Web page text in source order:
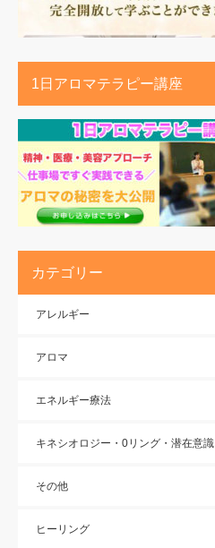
1日アロマテラピー講座
カテゴリー
アレルギー
アロマ
エネルギー療法
キネシオロジー・0リング・潜在意識
その他
ヒーリング